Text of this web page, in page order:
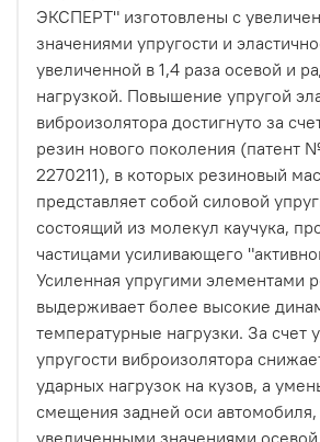
ЭКСПЕРТ" изготовлены с
значениями упругости и
увеличенной в 1,4 раза осевой и
нагрузкой. Повышение упругой
виброизолятора достигнуто за
резин нового поколения (патент
2270211), в которых резиновый
представляет собой силовой
состоящий из молекул каучука,
частицами усиливающего
Усиленная упругими элементами
выдерживает более высокие
температурные нагрузки. За счет
упругости виброизолятора
ударных нагрузок на кузов, а
смещения задней оси автомобиля,
увеличенными значениями